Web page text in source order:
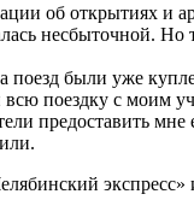
об открытиях и
несбыточной.
были уже
поездку с моим
предоставить
экспресс»